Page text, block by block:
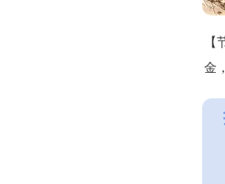
金